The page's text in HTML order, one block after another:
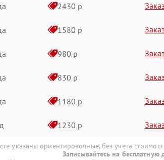
2430 р
1580 р
980 р
830 р
1180 р
1230 р
указаны ориентировочные, без учета
Записывайтесь на бесплатную